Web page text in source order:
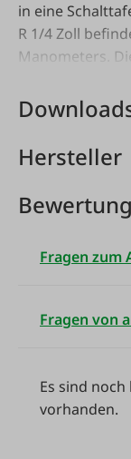
in eine
R 1/4 Zoll
Manometers.
bezieht sich
des
Armaturenbrett
Hersteller
Fragen zum
Fragen von
Es sind
vorhanden.